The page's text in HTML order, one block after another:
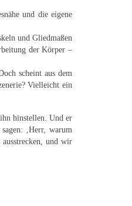
und die eigene
und Gliedmaßen
der Körper –
scheint aus dem
Vielleicht ein
hinstellen. Und er
‚Herr, warum
und wir